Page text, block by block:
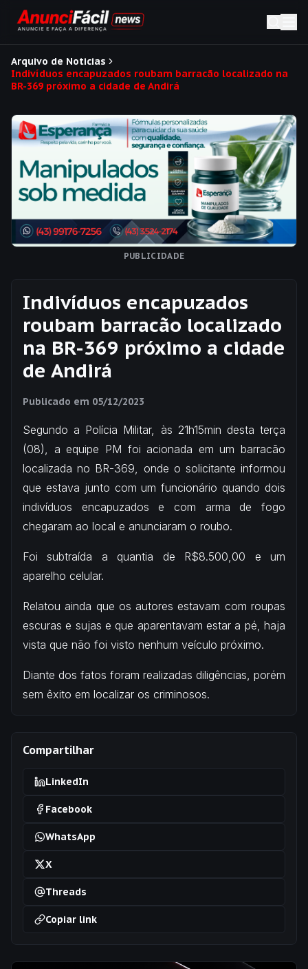
Arquivo de Noticias
Indivíduos encapuzados roubam barracão localizado na
BR-369 próximo a cidade de Andirá
PUBLICIDADE
Indivíduos encapuzados
roubam barracão localizado
na BR-369 próximo a cidade
de Andirá
Publicado em 05/12/2023
Segundo a Polícia Militar, às 21h15min desta terça
(08), a equipe PM foi acionada em um barracão
localizada no BR-369, onde o solicitante informou
que estava junto com um funcionário quando dois
indivíduos encapuzados e com arma de fogo
chegaram ao local e anunciaram o roubo.
Foi subtraída a quantia de R$8.500,00 e um
aparelho celular.
Relatou ainda que os autores estavam com roupas
escuras e sujas e que aparentavam estar a pé, haja
vista que não foi visto nenhum veículo próximo.
Diante dos fatos foram realizadas diligências, porém
sem êxito em localizar os criminosos.
Compartilhar
LinkedIn
Facebook
WhatsApp
X
Threads
Copiar link